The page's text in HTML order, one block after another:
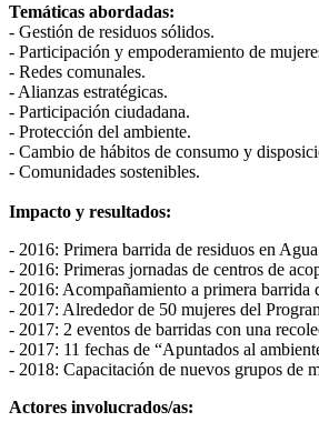
Temáticas abordadas:
- Gestión de residuos sólidos.
- Participación y empoderamiento de
- Redes comunales.
- Alianzas estratégicas.
- Participación ciudadana.
- Protección del ambiente.
- Cambio de hábitos de consumo y
- Comunidades sostenibles.
Impacto y resultados:
- 2016: Primera barrida de residuos en
- 2016: Primeras jornadas de centros de
- 2016: Acompañamiento a primera barrida
- 2017: Alrededor de 50 mujeres del
- 2017: 2 eventos de barridas con una
- 2017: 11 fechas de “Apuntados al
- 2018: Capacitación de nuevos grupos de
Actores involucrados/as: